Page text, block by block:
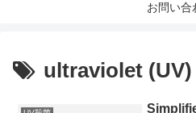
お問い合
ultraviolet (UV)